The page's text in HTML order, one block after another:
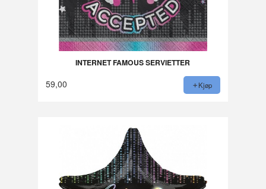
INTERNET FAMOUS SERVIETTER
59,00 Kjøp